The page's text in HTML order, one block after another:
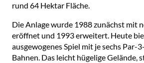
rund 64 Hektar Fläche.
Die Anlage wurde 1988 zunächst mit
eröffnet und 1993 erweitert. Heute
ausgewogenes Spiel mit je sechs Par-
Bahnen. Das leicht hügelige Gelände,